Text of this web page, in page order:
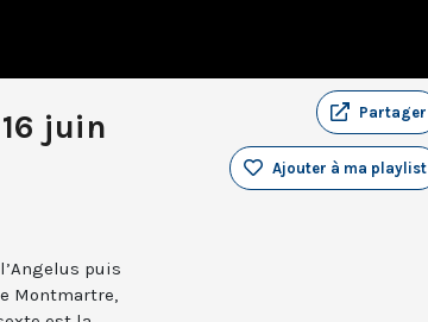
juin
Partager
Ajouter à ma playlist
puis
Montmartre,